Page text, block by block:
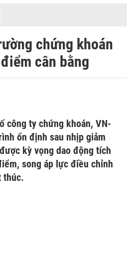
chứng khoán
cân bằng
công ty chứng khoán, VN-
ổn định sau nhịp giảm
kỳ vọng dao động tích
song áp lực điều chỉnh
thúc.